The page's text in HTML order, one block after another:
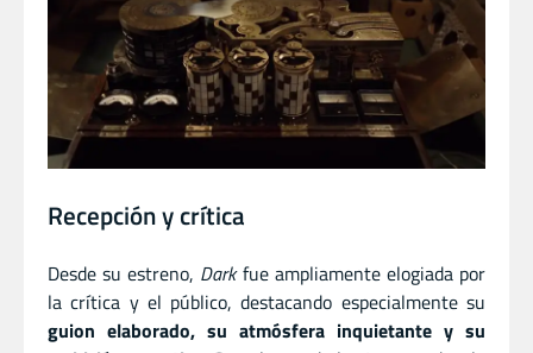
Recepción y crítica
Desde su estreno, Darkfue ampliamente elogiada por
la crítica y el público, destacando especialmente su
guion elaborado, su atmósfera inquietante y su